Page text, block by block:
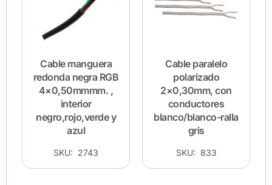
Cable manguera
redonda negra RGB
4×0,50mmmm. ,
interior
negro,rojo,verde y
azul
SKU: 2743
Cable paralelo
polarizado
2×0,30mm, con
conductores
blanco/blanco-ralla
gris
SKU: 833